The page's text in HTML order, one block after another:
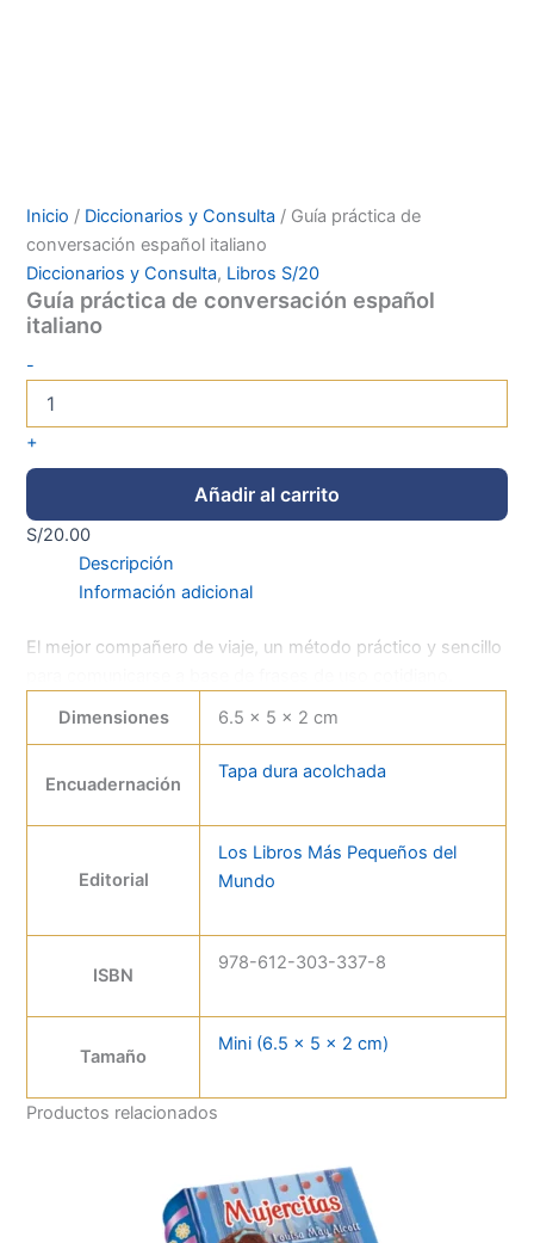
Inicio / Diccionarios y Consulta / Guía práctica de
conversación español italiano
Diccionarios y Consulta, Libros S/20
Guía práctica de conversación español
italiano
-
+
Añadir al carrito
S/20.00
Descripción
Información adicional
El mejor compañero de viaje, un método práctico y sencillo
Dimensiones
6.5 × 5 × 2 cm
Encuadernación
Tapa dura acolchada
Editorial
Los Libros Más Pequeños del
Mundo
ISBN
978-612-303-337-8
Tamaño
Mini (6.5 x 5 x 2 cm)
Productos relacionados